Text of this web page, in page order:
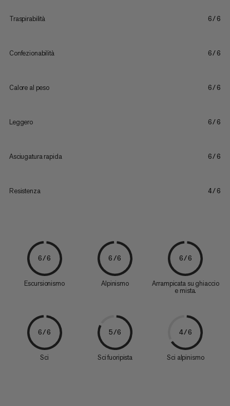
Traspirabilità 6/6
Confezionabilità 6/6
Calore al peso 6/6
Leggero 6/6
Asciugatura rapida 6/6
Resistenza 4/6
6/6
Escursionismo
6/6
Alpinismo
6/6
Arrampicata su ghiaccio
e mista.
6/6
Sci
5/6
Sci fuoripista
4/6
Sci alpinismo